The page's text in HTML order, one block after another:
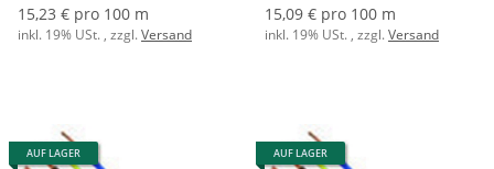
15,23 € pro 100 m
inkl. 19% USt. , zzgl.Versand
15,09 € pro 100 m
inkl. 19% USt. , zzgl.Versand
AUF LAGER AUF LAGER